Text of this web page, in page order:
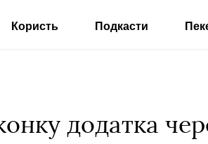
Користь Подкасти
додатка